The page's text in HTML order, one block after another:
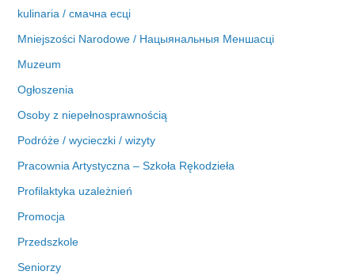
kulinaria / смачна есці
Mniejszości Narodowe / Нацыянальныя Меншасці
Muzeum
Ogłoszenia
Osoby z niepełnosprawnością
Podróże / wycieczki / wizyty
Pracownia Artystyczna – Szkoła Rękodzieła
Profilaktyka uzależnień
Promocja
Przedszkole
Seniorzy